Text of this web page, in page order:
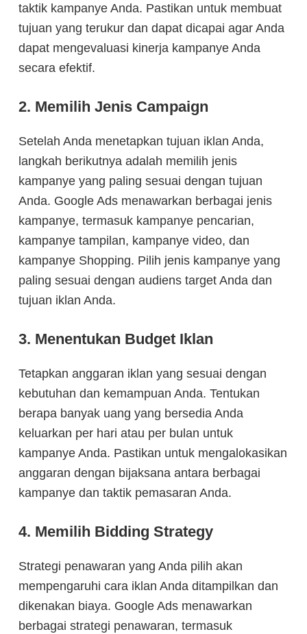
taktik kampanye Anda. Pastikan untuk membuat
tujuan yang terukur dan dapat dicapai agar Anda
dapat mengevaluasi kinerja kampanye Anda
secara efektif.
2. Memilih Jenis Campaign
Setelah Anda menetapkan tujuan iklan Anda,
langkah berikutnya adalah memilih jenis
kampanye yang paling sesuai dengan tujuan
Anda. Google Ads menawarkan berbagai jenis
kampanye, termasuk kampanye pencarian,
kampanye tampilan, kampanye video, dan
kampanye Shopping. Pilih jenis kampanye yang
paling sesuai dengan audiens target Anda dan
tujuan iklan Anda.
3. Menentukan Budget Iklan
Tetapkan anggaran iklan yang sesuai dengan
kebutuhan dan kemampuan Anda. Tentukan
berapa banyak uang yang bersedia Anda
keluarkan per hari atau per bulan untuk
kampanye Anda. Pastikan untuk mengalokasikan
anggaran dengan bijaksana antara berbagai
kampanye dan taktik pemasaran Anda.
4. Memilih Bidding Strategy
Strategi penawaran yang Anda pilih akan
mempengaruhi cara iklan Anda ditampilkan dan
dikenakan biaya. Google Ads menawarkan
berbagai strategi penawaran, termasuk